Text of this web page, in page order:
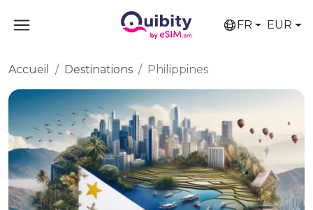
FR EUR
Accueil Destinations Philippines